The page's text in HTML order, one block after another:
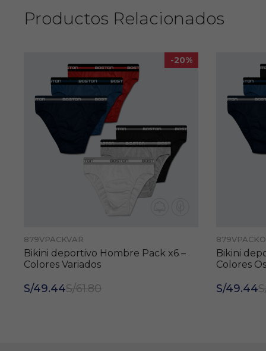
Productos Relacionados
-20%
879VPACKVAR
Bikini deportivo Hombre Pack x6 –
Colores Variados
S/49.44S/61.80
Bikini
Colores
S/49.44